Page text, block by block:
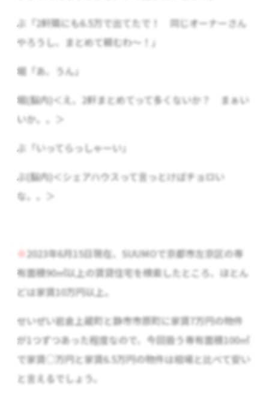
ぶ「2軒隣にも6.5万で出てたで！ 同じオーナーさん
やろうし、まとめて頼むわ～！」
堀「あ、うん」
堀(脳内)＜え、2軒まとめてって多くないか？ まぁい
いか。。＞
ぶ「いってらっしゃーい」
ぶ(脳内)＜シェアハウスって言っとけばチョロい
な。。＞
※2023年6月15日現在、SUUMOで京都市左京区の専
有面積90㎡以上の賃貸住宅を検索したところ、ほとん
どは家賃10万円以上。
せいぜい岩倉上蔵町と静市市原町に家賃7万円の物件
が1つずつあった程度なので、今回扱う専有面積100㎡
で家賃○万円と家賃6.5万円の物件は相場と比べて安い
と言えるでしょう。